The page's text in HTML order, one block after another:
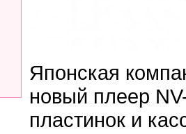
Японская
новый плеер
пластинок и